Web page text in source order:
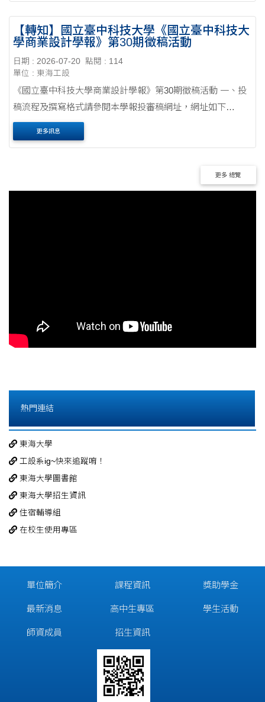
【轉知】國立臺中科技大學《國立臺中科技大
學商業設計學報》第30期徵稿活動
日期 : 2026-07-20 點閱 : 114
單位 : 東海工設
《國立臺中科技大學商業設計學報》第30期徵稿活動 一、投
稿流程及撰寫格式請參閱本學報投審稿網址，網址如下
https://cd.nutc.edu.tw/about_paper.php 二、如有相關投稿問
題，請洽承辦窗口謝卉喬、陳隆軒先生/女士，電話....
更多訊息
更多 總覽
熱門連結
東海大學
工設系ig~快來追蹤唷！
東海大學圖書館
東海大學招生資訊
住宿輔導組
在校生使用專區
單位簡介
最新消息
師資成員
課程資訊
高中生專區
招生資訊
獎助學金
學生活動